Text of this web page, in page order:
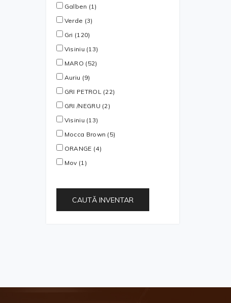
Galben (1)
Verde (3)
Gri (120)
Visiniu (13)
MARO (52)
Auriu (9)
GRI PETROL (22)
GRI /NEGRU (2)
Visiniu (13)
Mocca Brown (5)
ORANGE (4)
Mov (1)
CAUTĂ INVENTAR